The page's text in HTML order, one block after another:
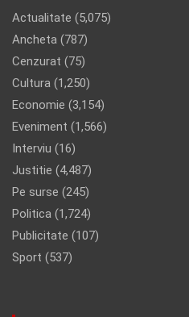
Actualitate (5,075)
Ancheta (787)
Cenzurat (75)
Cultura (1,250)
Economie (3,154)
Eveniment (1,566)
Interviu (16)
Justitie (4,487)
Pe surse (245)
Politica (1,724)
Publicitate (107)
Sport (537)